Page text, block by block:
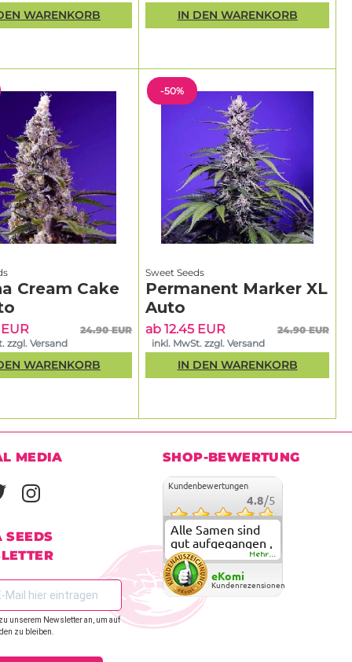
WARENKORB IN DEN WARENKORB
Cream Cake
24.90 EUR
zzgl. Versand
WARENKORB
-50%
Sweet Seeds
Permanent Marker XL
Auto
ab 12.45 EUR
24.90 EUR
inkl. MwSt. zzgl. Versand
IN DEN WARENKORB
MEDIA
SEEDS
unserem Newsletter an, um auf
zu bleiben.
SHOP-BEWERTUNG
Kundenbewertungen
4.8/5
Alle Samen sind
gut aufgegangen ,
meine ersten
grow versuche
sind alle geglückt.
Die Sorten und
Anbieter Vielfalt
überzeugen sehr .
Mehr...
eKomi
Kundenrezensionen